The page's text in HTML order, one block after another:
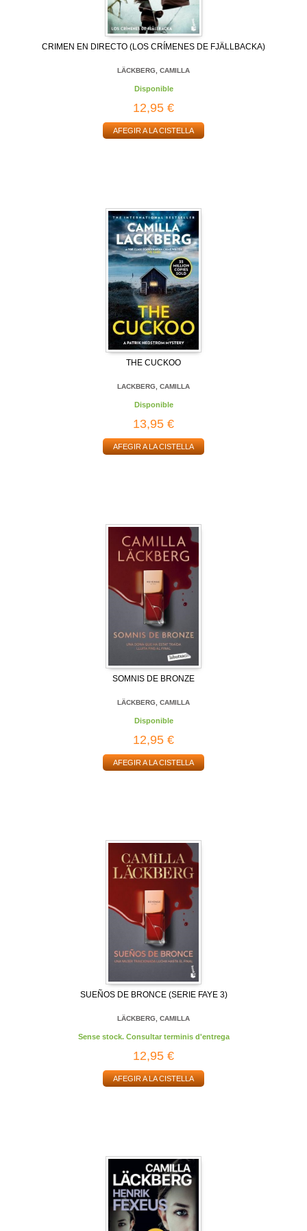
CRIMEN EN DIRECTO (LOS CRÍMENES DE FJÄLLBACKA)
LÄCKBERG, CAMILLA
Disponible
12,95 €
AFEGIR A LA CISTELLA
THE CUCKOO
LACKBERG, CAMILLA
Disponible
13,95 €
AFEGIR A LA CISTELLA
SOMNIS DE BRONZE
LÄCKBERG, CAMILLA
Disponible
12,95 €
AFEGIR A LA CISTELLA
SUEÑOS DE BRONCE (SERIE FAYE 3)
LÄCKBERG, CAMILLA
Sense stock. Consultar terminis d'entrega
12,95 €
AFEGIR A LA CISTELLA